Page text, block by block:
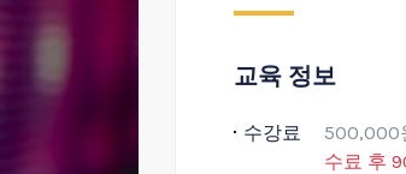
교육 정보
수강료
500,000
수료 후